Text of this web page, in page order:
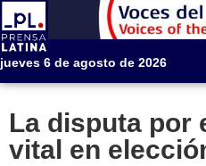
jueves 6 de agosto de 2026
La disputa por
vital en